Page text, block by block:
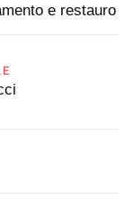
e restauro